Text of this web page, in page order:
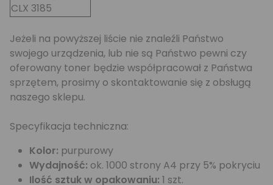
CLX 3185
Jeżeli na powyższej liście nie znaleźli Państwo
swojego urządzenia, lub nie są Państwo pewni czy
oferowany toner będzie współpracował z Państwa
sprzętem, prosimy o skontaktowanie się z obsługą
naszego sklepu.
Specyfikacja techniczna:
Kolor: purpurowy
Wydajność: ok. 1000 strony A4 przy 5% pokryciu
Ilość sztuk w opakowaniu: 1 szt.